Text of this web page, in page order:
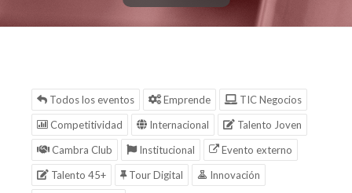
Todos los eventos Emprende
TIC Negocios
Competitividad
Internacional
Talento Joven
Cambra Club
Institucional
Evento externo
Talento 45+
Tour Digital
Innovación